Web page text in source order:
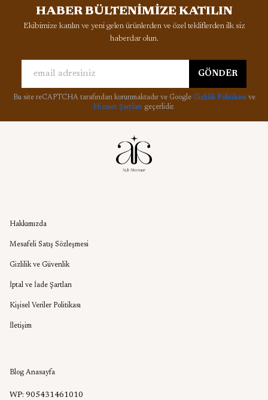
HABER BÜLTENİMİZE KATILIN
Ekibimize katılın ve yeni gelen ürünlerden ve özel tekliflerden ilk siz
haberdar olun.
GÖNDER
Bu site reCAPTCHA tarafından korunmaktadır ve Google Gizlilik Politikası ve
Hizmet Şartları geçerlidir.
Hakkımızda
Mesafeli Satış Sözleşmesi
Gizlilik ve Güvenlik
İptal ve İade Şartları
Kişisel Veriler Politikası
İletişim
Blog Anasayfa
WP: 905431461010